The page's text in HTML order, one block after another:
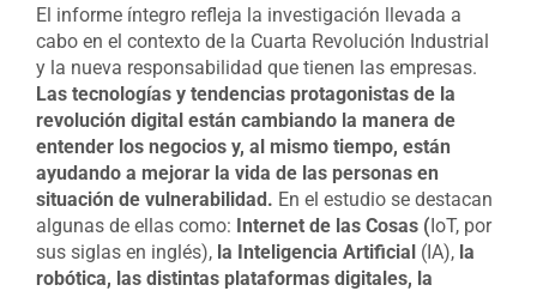
El informe íntegro refleja la investigación llevada a
cabo en el contexto de la Cuarta Revolución Industrial
y la nueva responsabilidad que tienen las empresas.
Las tecnologías y tendencias protagonistas de la
revolución digital están cambiando la manera de
entender los negocios y, al mismo tiempo, están
ayudando a mejorar la vida de las personas en
situación de vulnerabilidad. En el estudio se destacan
algunas de ellas como: Internet de las Cosas (IoT, por
sus siglas en inglés), la Inteligencia Artificial(IA), la
robótica, las distintas plataformas digitales, la